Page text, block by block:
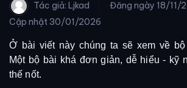
Tác giả: Ljkad Đăng ngày 18/11/
Cập nhật 30/01/2026
Ở bài viết này chúng ta sẽ xem về bộ
Một bộ bài khá đơn giản, dễ hiểu - kỹ
thế nốt.